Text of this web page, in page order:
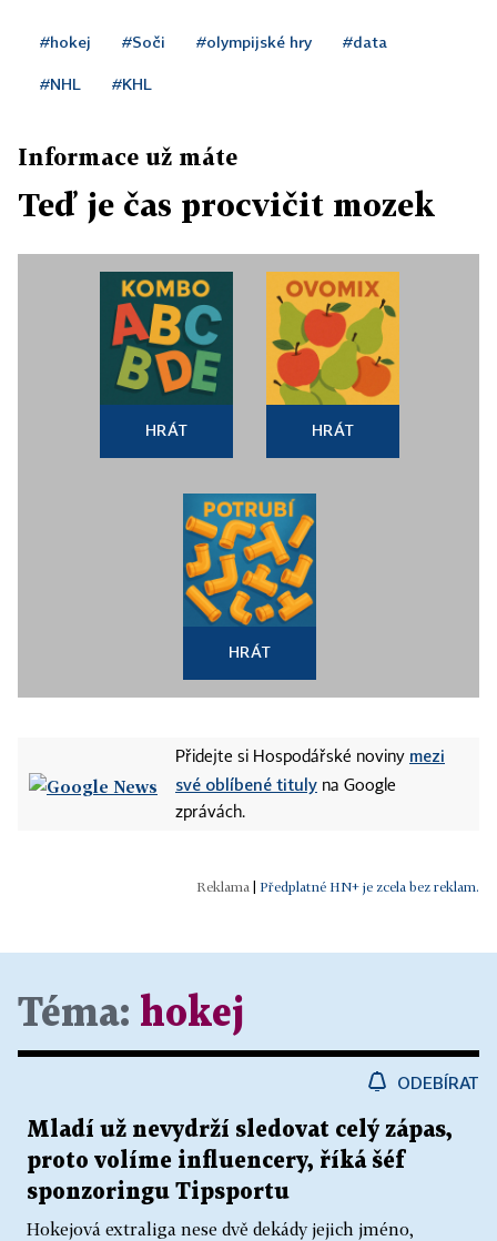
#hokej #Soči #olympijské hry #data
#NHL #KHL
Informace už máte
Teď je čas procvičit mozek
HRÁT HRÁT
HRÁT
Přidejte si Hospodářské noviny mezi
své oblíbené tituly na Google
zprávách.
Předplatné HN+ je zcela bez reklam.
Téma: hokej
ODEBÍRAT
Mladí už nevydrží sledovat celý zápas,
proto volíme influencery, říká šéf
sponzoringu Tipsportu
Hokejová extraliga nese dvě dekády jejich jméno,